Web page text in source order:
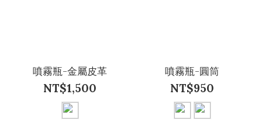
噴霧瓶-金屬皮革
NT$1,500
噴霧瓶-圓筒
NT$950